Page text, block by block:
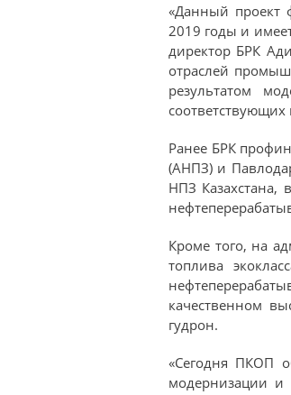
«Данный проект
2019 годы и
директор БРК
отраслей
результатом
соответствующих
Ранее БРК
(АНПЗ) и
НПЗ Казахстана,
Кроме того, на
топлива
качественном
гудрон.
«Сегодня ПКОП
модернизации